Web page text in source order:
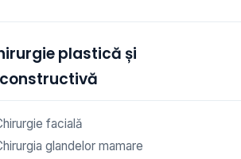
plastică și
facială
glandelor mamare